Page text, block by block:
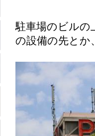
駐車場のビルの
の設備の先とか